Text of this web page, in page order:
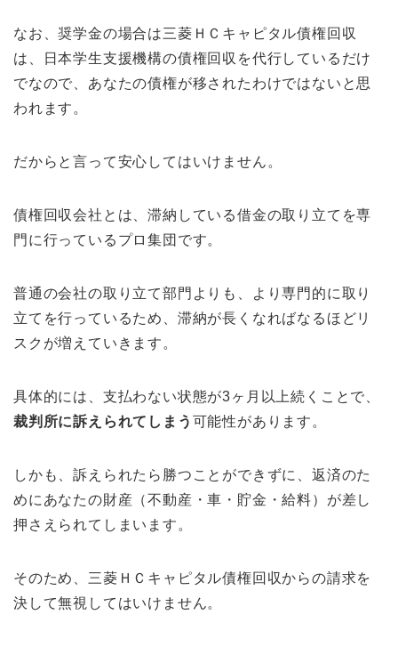
なお、奨学金の場合は三菱ＨＣキャピタル債権回収
は、日本学生支援機構の債権回収を代行しているだけ
でなので、あなたの債権が移されたわけではないと思
われます。
だからと言って安心してはいけません。
債権回収会社とは、滞納している借金の取り立てを専
門に行っているプロ集団です。
普通の会社の取り立て部門よりも、より専門的に取り
立てを行っているため、滞納が長くなればなるほどリ
スクが増えていきます。
具体的には、支払わない状態が3ヶ月以上続くことで、
裁判所に訴えられてしまう 可能性があります。
しかも、訴えられたら勝つことができずに、返済のた
めにあなたの財産（不動産・車・貯金・給料）が差し
押さえられてしまいます。
そのため、三菱ＨＣキャピタル債権回収からの請求を
決して無視してはいけません。